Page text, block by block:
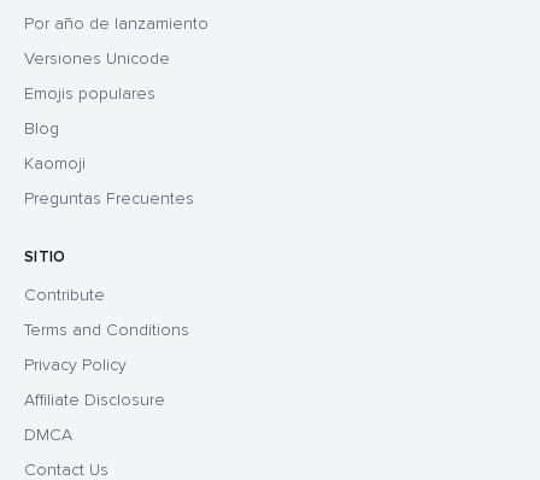
Por año de lanzamiento
Versiones Unicode
Emojis populares
Blog
Kaomoji
Preguntas Frecuentes
SITIO
Contribute
Terms and Conditions
Privacy Policy
Affiliate Disclosure
DMCA
Contact Us